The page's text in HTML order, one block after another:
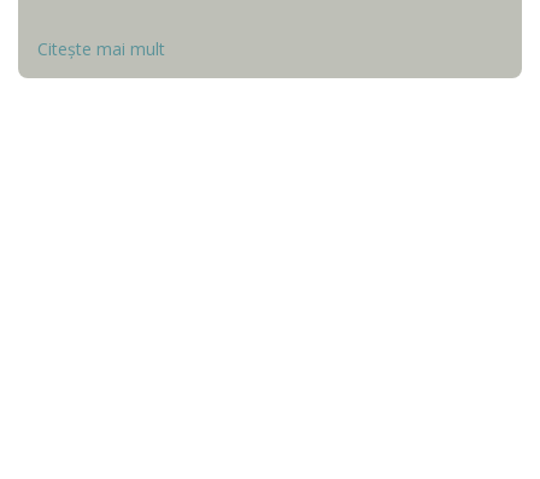
Citește mai mult